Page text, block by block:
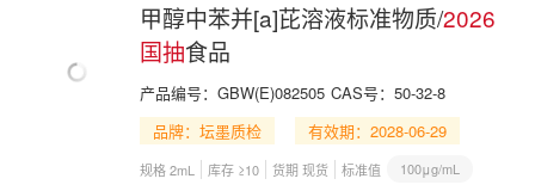
甲醇中苯并[a]芘溶液标准物质/2026
国抽食品
产品编号： GBW(E)082505 CAS号： 50-32-8
品牌：坛墨质检
有效期：2028-06-29
规格 2mL 库存 ≥10 货期 现货 标准值 100μg/mL